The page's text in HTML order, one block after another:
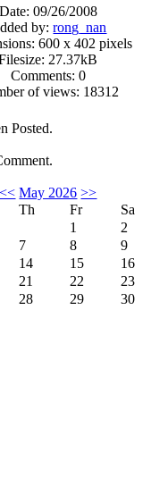
Date: 09/26/2008
by:rong_nan
600 x 402 pixels
27.37kB
Comments: 0
of views: 18312
Posted.
<< May 2026 >>
Th Fr
Sa
1
2
7 8
9
14 15
16
21 22
23
28 29 30